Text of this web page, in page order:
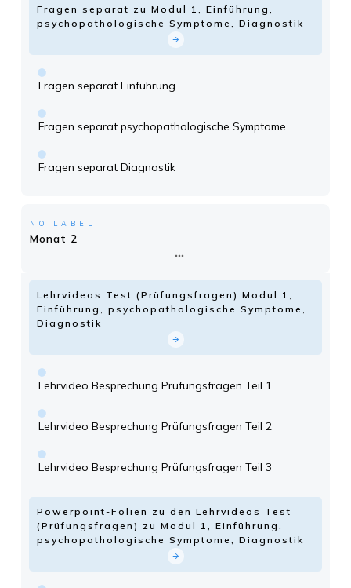
Fragen separat zu Modul 1, Einführung,
psychopathologische Symptome, Diagnostik
Fragen separat Einführung
Fragen separat psychopathologische Symptome
Fragen separat Diagnostik
NO LABEL
Monat 2
Lehrvideos Test (Prüfungsfragen) Modul 1,
Einführung, psychopathologische Symptome,
Diagnostik
Lehrvideo Besprechung Prüfungsfragen Teil 1
Lehrvideo Besprechung Prüfungsfragen Teil 2
Lehrvideo Besprechung Prüfungsfragen Teil 3
Powerpoint-Folien zu den Lehrvideos Test
(Prüfungsfragen) zu Modul 1, Einführung,
psychopathologische Symptome, Diagnostik